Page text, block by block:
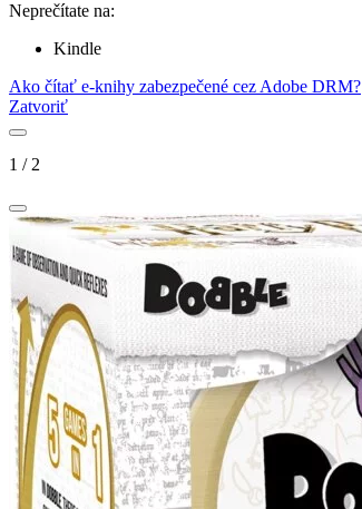
Neprečítate na:
Kindle
Ako čítať e-knihy zabezpečené cez Adobe DRM?
Zatvoriť
1 / 2